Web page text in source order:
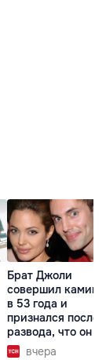
Брат Джоли
совершил
в 53 года и
признался после
развода, что он
вчера